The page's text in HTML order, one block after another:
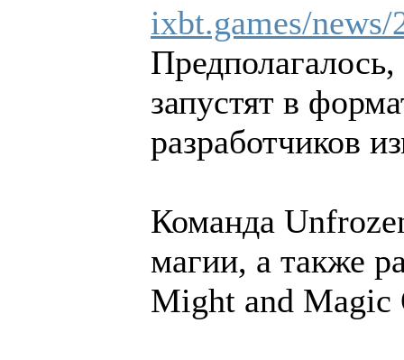
ixbt.games/
запустят в
разработчиков
Команда
магии, а также
Might and Magic